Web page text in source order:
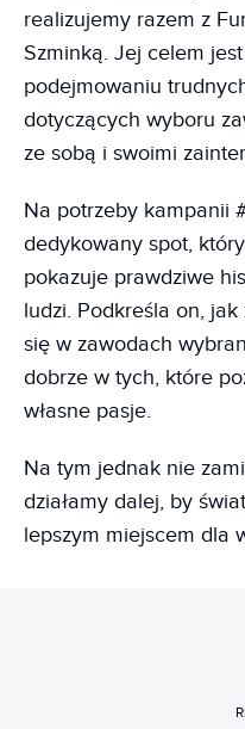
realizujemy razem z
Szminką. Jej celem
podejmowaniu
dotyczących wyboru
ze sobą i swoimi
Na potrzeby kampanii
dedykowany spot,
pokazuje prawdziwe
ludzi. Podkreśla on,
się w zawodach
dobrze w tych, które
własne pasje.
Na tym jednak nie
działamy dalej, by
lepszym miejscem dla